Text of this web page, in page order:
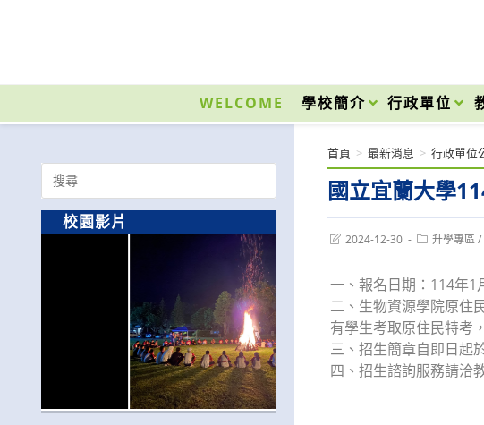
內
WELCOME 學校簡介 行政單位
國立宜蘭大學
首頁 > 最新消息 > 行政單位
Post2024-12-30
Post升學專區 /
一、報名日期：114年1
二、生物資源學院原住
有學生考取原住民特考
三、招生簡章自即日
四、招生諮詢服務請洽
Search
for:
校園影片